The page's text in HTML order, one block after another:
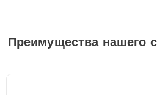
Преимущества нашего